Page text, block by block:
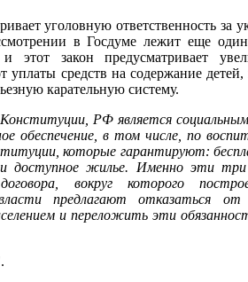
уголовную ответственность за
в Госдуме лежит еще
закон предусматривает
уплаты средств на содержание детей,
карательную систему.
РФ является
обеспечение, в том числе, по
которые гарантируют:
и доступное жилье. Именно эти
вокруг которого
предлагают отказаться от
и переложить эти